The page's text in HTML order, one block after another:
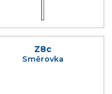
Z8c
Směrovka